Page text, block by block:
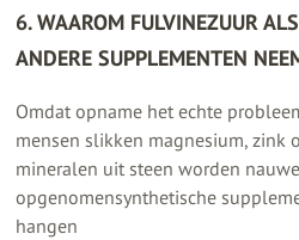
6. WAAROM FULVINEZUUR
ANDERE SUPPLEMENTEN
Omdat opname het echte
mensen slikken magnesium, zink
mineralen uit steen worden
opgenomensynthetische
hangen